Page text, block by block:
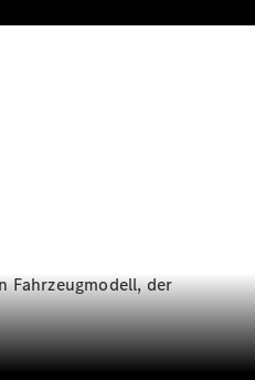
Fahrzeugmodell, der